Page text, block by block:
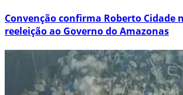
Convenção confirma Roberto Cidade
reeleição ao Governo do Amazonas